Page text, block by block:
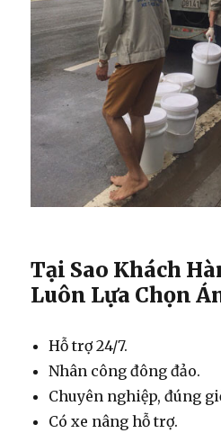
Tại Sao Khách
Luôn Lựa Chọn
Hỗ trợ 24/7.
Nhân công đông đảo.
Chuyên nghiệp, đúng
Có xe nâng hỗ trợ.